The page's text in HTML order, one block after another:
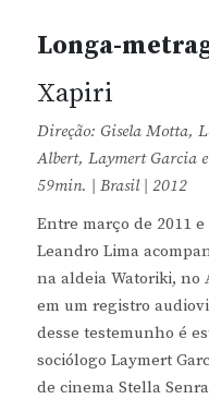
Longa-
Xapiri
Direção: Gisela Motta,
Albert, Laymert Garcia
59min. | Brasil | 2012
Entre março de 2011
Leandro Lima
na aldeia Watoriki, no
em um registro
desse testemunho é
sociólogo Laymert
de cinema Stella